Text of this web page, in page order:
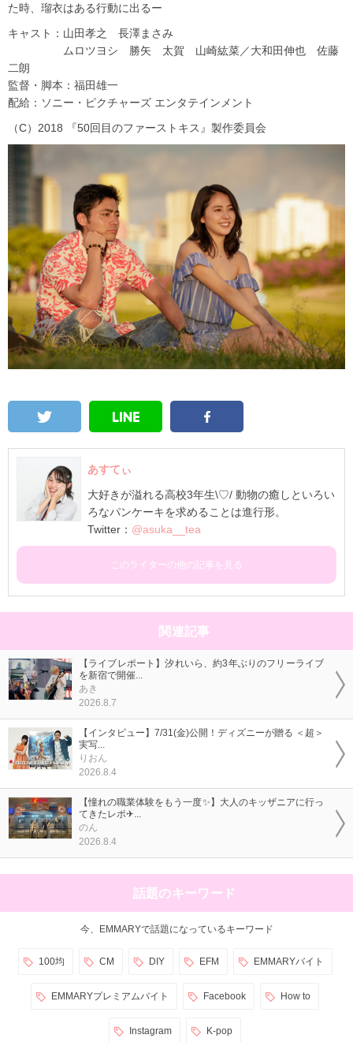
た時、瑠衣はある行動に出るー
キャスト：山田孝之 長澤まさみ
ムロツヨシ 勝矢 太賀 山崎紘菜／大和田伸也 佐藤
二朗
監督・脚本：福田雄一
配給：ソニー・ピクチャーズ エンタテインメント
（C）2018 『50回目のファーストキス』製作委員会
あすてぃ
大好きが溢れる高校3年生\♡/ 動物の癒しといろい
ろなパンケーキを求めることは進行形。
Twitter： @asuka__tea
このライターの他の記事を見る
関連記事
【ライブレポート】汐れいら、約3年ぶりのフリーライブ
を新宿で開催...
あき
2026.8.7
【インタビュー】7/31(金)公開！ディズニーが贈る ＜超＞
実写...
りおん
2026.8.4
【憧れの職業体験をもう一度✨】大人のキッザニアに行っ
てきたレポ✈...
のん
2026.8.4
話題のキーワード
今、EMMARYで話題になっているキーワード
100均 CM DIY EFM EMMARYバイト
EMMARYプレミアムバイト Facebook How to
Instagram K-pop